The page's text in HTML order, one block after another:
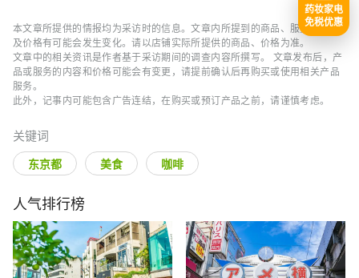
本文章所提供的情报均为采访时的信息。文章内所提到的商品、服务的内容
及价格有可能会发生变化。请以店铺实际所提供的商品、价格为准。
文章中的相关资讯是作者基于采访期间的调查内容所撰写。 文章发布后，产
品或服务的内容和价格可能会有变更，请提前确认后再购买或使用相关产品
服务。
此外，记事内可能包含广告连结，在购买或预订产品之前，请谨慎考虑。
关键词
东京都 美食 咖啡
人气排行榜
药妆家电
免税优惠